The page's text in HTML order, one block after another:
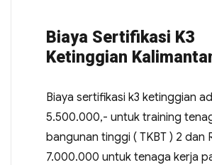
Biaya Sertifikasi K3
Ketinggian
Biaya sertifikasi k3 ketinggian
5.500.000,- untuk training
bangunan tinggi ( TKBT ) 2 dan
7.000.000 untuk tenaga kerja